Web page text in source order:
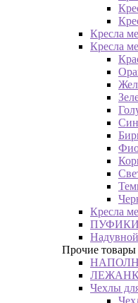
Кресла
Кресла
Кресла
ПУФИКИ
Прочие товары
Чехлы